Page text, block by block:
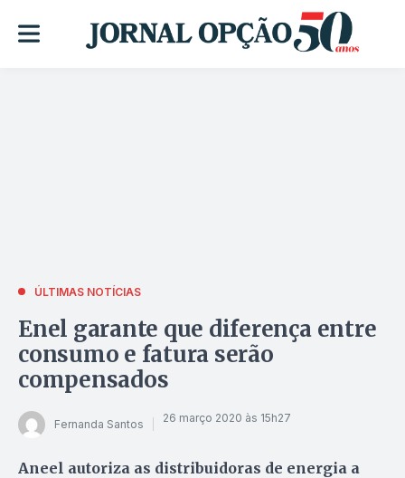
ÚLTIMAS NOTÍCIAS
Enel garante que diferença entre
consumo e fatura serão
compensados
Fernanda Santos 26 março 2020 às 15h27
Aneel autoriza as distribuidoras de energia a